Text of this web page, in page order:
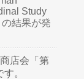
Study
結果が発
店会「第
。